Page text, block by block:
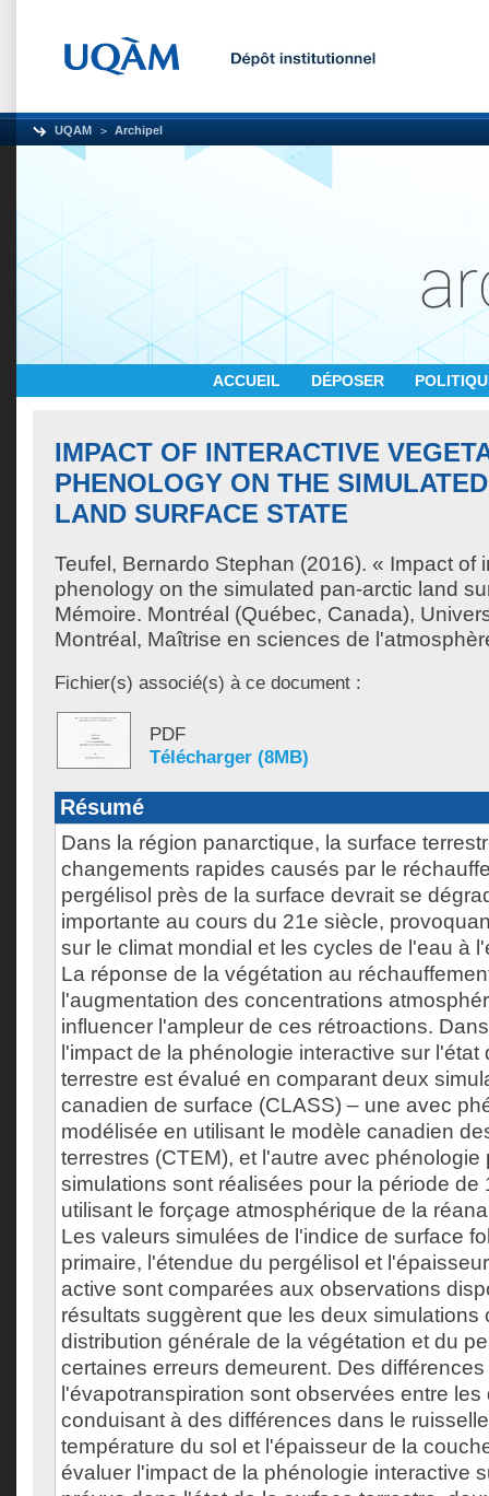
UQAM Archipel
ACCUEIL DÉPOSER
IMPACT OF INTERACTIVE
PHENOLOGY ON THE
LAND SURFACE STATE
Teufel, Bernardo Stephan (2016). « Impact of
phenology on the simulated pan-arctic land
Mémoire. Montréal (Québec, Canada),
Montréal, Maîtrise en sciences de
Fichier(s) associé(s) à ce document :
PDF
Télécharger (8MB)
Résumé
Dans la région panarctique, la surface
changements rapides causés par le
pergélisol près de la surface devrait se
importante au cours du 21e siècle,
sur le climat mondial et les cycles de l'eau à
La réponse de la végétation au
l'augmentation des concentrations
influencer l'ampleur de ces rétroactions.
l'impact de la phénologie interactive sur l'état
terrestre est évalué en comparant deux
canadien de surface (CLASS) – une avec
modélisée en utilisant le modèle canadien
terrestres (CTEM), et l'autre avec phénologie
simulations sont réalisées pour la période de
utilisant le forçage atmosphérique de la
Les valeurs simulées de l'indice de surface
primaire, l'étendue du pergélisol et
active sont comparées aux observations
résultats suggèrent que les deux simulations
distribution générale de la végétation et du
certaines erreurs demeurent. Des
l'évapotranspiration sont observées entre
conduisant à des différences dans le
température du sol et l'épaisseur de la
évaluer l'impact de la phénologie interactive